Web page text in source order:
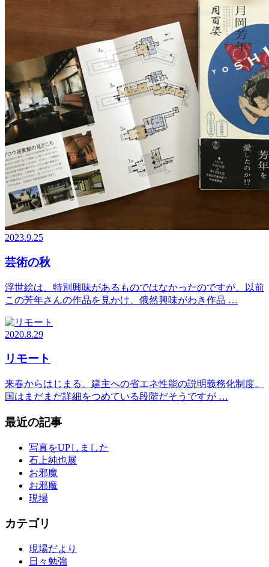
2023.9.25
芸術の秋
浮世絵は、特別興味があるものではなかったのですが、以前
この芳年さんの作品を見かけ、俄然興味がわき作品 …
2020.8.29
リモート
来春からはじまる、建主への省エネ性能の説明義務化制度。
国はまだまだ詳細をつめている段階だそうですが …
最近の記事
写真をUPしました
石上純也展
お邪魔
お邪魔
現場
カテゴリ
現場だより
日々勉強